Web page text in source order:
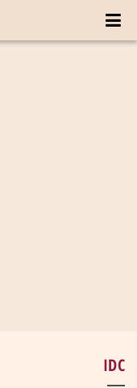
IDC